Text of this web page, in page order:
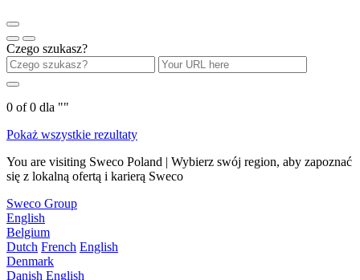
Czego szukasz?
0 of0 dla ""
Pokaż wszystkie rezultaty
You are visiting Sweco Poland | Wybierz swój region, aby zapoznać
się z lokalną ofertą i karierą Sweco
Sweco Group
English
Belgium
Dutch French English
Denmark
Danish English